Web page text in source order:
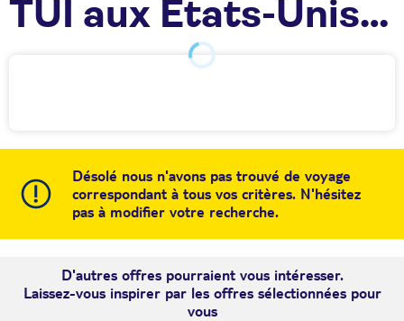
TUI aux Etats-Unis
Désolé nous n'avons pas trouvé de voyage
correspondant à tous vos critères. N'hésitez
pas à modifier votre recherche.
D'autres offres pourraient vous intéresser.
Laissez-vous inspirer par les offres sélectionnées pour
vous